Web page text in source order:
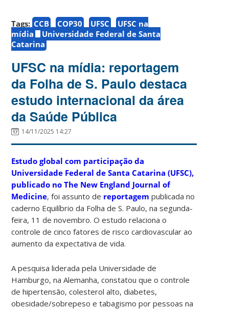
Tags: CCB COP30 UFSC
UFSC na
mídia
Universidade Federal de Santa
Catarina
UFSC na mídia: reportagem
da Folha de S. Paulo destaca
estudo internacional da área
da Saúde Pública
14/11/2025 14:27
Estudo global com participação da
Universidade Federal de Santa Catarina (UFSC),
publicado no The New England Journal of
Medicine, foi assunto de reportagem publicada no
caderno Equilíbrio da Folha de S. Paulo, na segunda-
feira, 11 de novembro. O estudo relaciona o
controle de cinco fatores de risco cardiovascular ao
aumento da expectativa de vida.
A pesquisa liderada pela Universidade de
Hamburgo, na Alemanha, constatou que o controle
de hipertensão, colesterol alto, diabetes,
obesidade/sobrepeso e tabagismo por pessoas na